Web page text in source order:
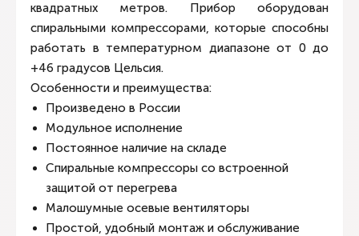
квадратных метров. Прибор оборудован
спиральными компрессорами, которые способны
работать в температурном диапазоне от 0 до
+46 градусов Цельсия.
Особенности и преимущества:
Произведено в России
Модульное исполнение
Постоянное наличие на складе
Спиральные компрессоры со встроенной
защитой от перегрева
Малошумные осевые вентиляторы
Простой, удобный монтаж и обслуживание